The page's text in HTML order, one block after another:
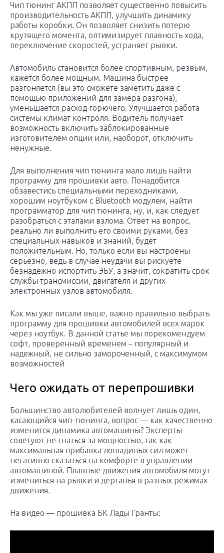
Чип тюнинг АКПП позволяет существенно повысить
производительность АКПП, улучшить динамику
работы коробки. Он позволяет снизить потерю
крутящего момента, оптимизирует плавность хода,
переключение скоростей, устраняет рывки.
Автомобиль становится более спортивным, резвым,
кажется более мощным. Машина быстрее
разгоняется (вы это сможете заметить даже с
помощью приложений для замера разгона),
уменьшается расход горючего. Улучшается работа
системы климат контроля. Водитель получает
возможность включить заблокированные
изготовителем опции или, наоборот, отключить
ненужные.
Для выполнения чип тюнинга мало лишь найти
программу для прошивки авто. Понадобится
обзавестись специальными переходниками,
хорошим ноутбуком с Bluetooth модулем, найти
программатор для чип тюнинга, ну, и, как следует
разобраться с этапами взлома. Ответ на вопрос,
реально ли выполнить его своими руками, без
специальных навыков и знаний, будет
положительным. Но, только если вы настроены
серьезно, ведь в случае неудачи вы рискуете
безнадежно испортить ЭБУ, а значит, сократить срок
службы трансмиссии, двигателя и других
электронных узлов автомобиля.
Как мы уже писали выше, важно правильно выбрать
программу для прошивки автомобилей всех марок
через ноутбук. В данной статье мы порекомендуем
софт, проверенный временем – популярный и
надежный, не сильно замороченный, с максимумом
возможностей
Чего ожидать от перепрошивки
Большинство автолюбителей волнует лишь один,
касающийся чип-тюнинга, вопрос — как качественно
изменится динамика автомашины? Эксперты
советуют не гнаться за мощностью, так как
максимальная прибавка лошадиных сил может
негативно сказаться на комфорте в управлении
автомашиной. Плавные движения автомобиля могут
измениться на рывки и дерганья в разных режимах
движения.
На видео — прошивка БК Лады Гранты: